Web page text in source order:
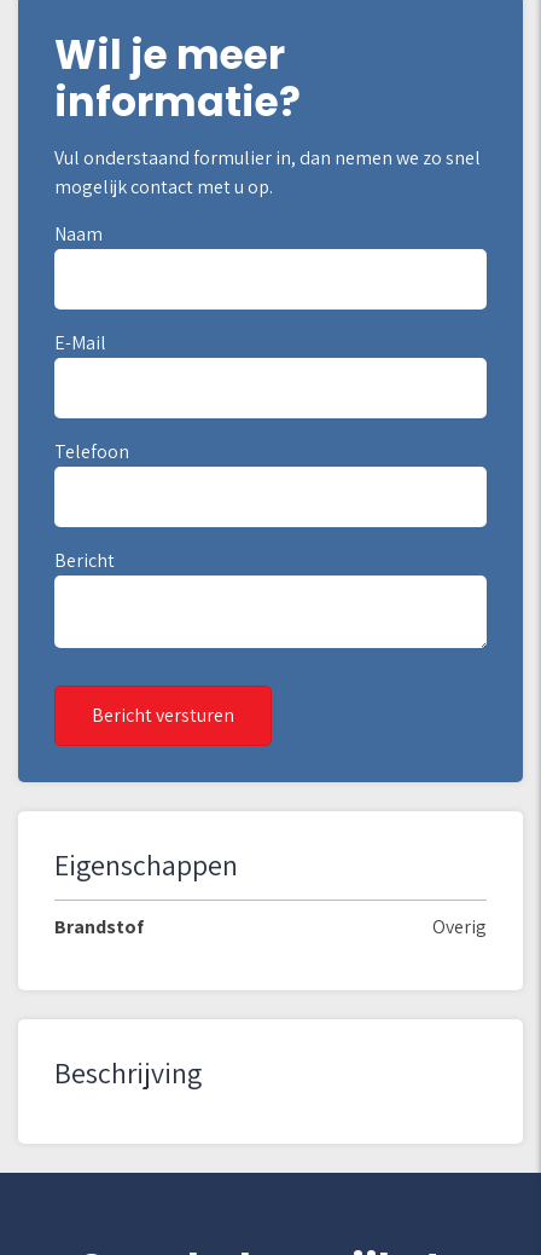
Wil je meer
informatie?
Vul onderstaand formulier in, dan nemen we zo snel
mogelijk contact met u op.
Naam
E-Mail
Telefoon
Bericht
Bericht versturen
Eigenschappen
Brandstof Overig
Beschrijving